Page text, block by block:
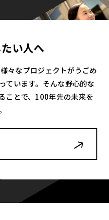
い人へ
々なプロジェクトがうごめ
ています。そんな野心的な
ことで、100年先の未来を